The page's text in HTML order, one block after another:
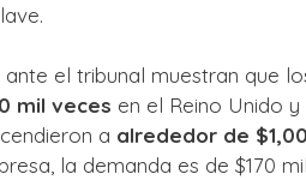
el tribunal muestran que
mil veces en el Reino Unido y
a alrededor de
la demanda es de $170